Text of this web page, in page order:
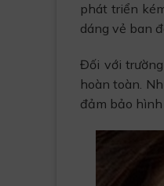
phát triển
dáng vẻ ban
Đối với
hoàn toàn.
đảm bảo